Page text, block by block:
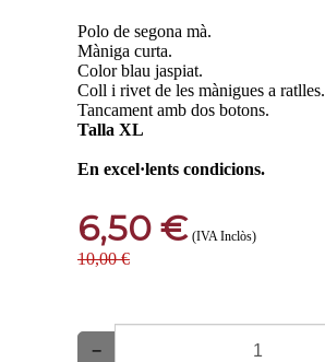
Polo de segona mà.
Màniga curta.
Color blau jaspiat.
Coll i rivet de les mànigues a ratlles.
Tancament amb dos botons.
Talla XL
En excel·lents condicions.
6,50 € (IVA Inclòs)
10,00 €
−